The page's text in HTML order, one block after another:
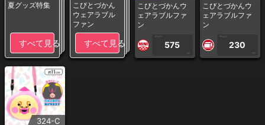
夏グッズ特集
すべて見る
こびとづかん
ウェアラブル
ファン
すべて見る
こびとづかんウ
ェアラブルファ
ン
1PLAY
575
CP
こびとづかんウ
ェアラブルファ
ン
1PLAY
230
CP
324-C